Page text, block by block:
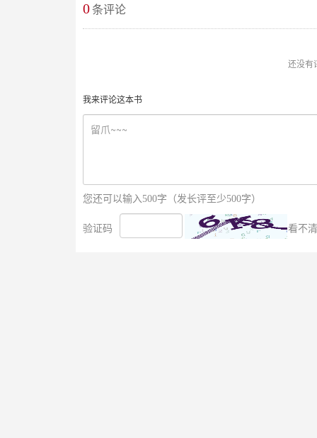
0条评论
还没有
我来评论这本书
您还可以输入500字（发长评至少500字）
验证码 看不